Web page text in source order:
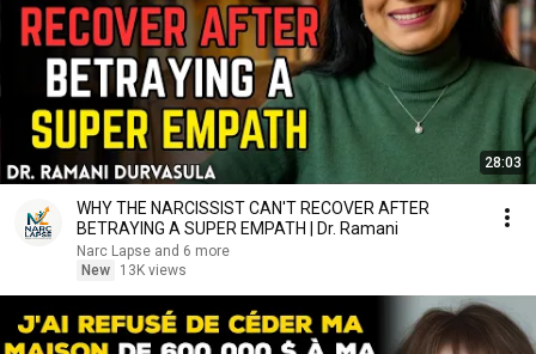
28:03
WHY THE NARCISSIST CAN'T RECOVER AFTER
BETRAYING A SUPER EMPATH | Dr. Ramani
Narc Lapse and 6 more
New
13K views